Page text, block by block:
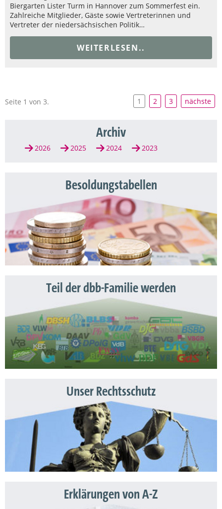
Archiv
2026 2025 2024 2023
Besoldungstabellen
Teil der dbb-Familie werden
Unser Rechtsschutz
Erklärungen von A-Z
Biergarten Lister Turm in Hannover zum Sommerfest ein.
Zahlreiche Mitglieder, Gäste sowie Vertreterinnen und
Vertreter der niedersächsischen Politik…
WEITERLESEN..
Seite 1 von 3. 1 2 3 nächste